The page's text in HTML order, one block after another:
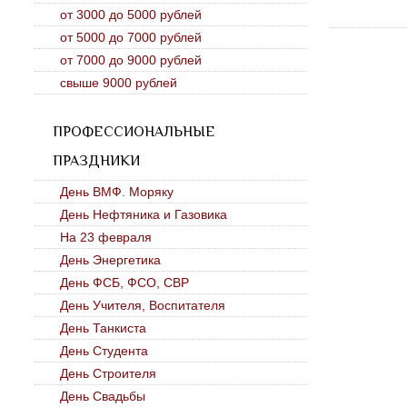
от 3000 до 5000 рублей
от 5000 до 7000 рублей
от 7000 до 9000 рублей
свыше 9000 рублей
ПРОФЕССИОНАЛЬНЫЕ
ПРАЗДНИКИ
День ВМФ. Моряку
День Нефтяника и Газовика
На 23 февраля
День Энергетика
День ФСБ, ФСО, СВР
День Учителя, Воспитателя
День Танкиста
День Студента
День Строителя
День Свадьбы